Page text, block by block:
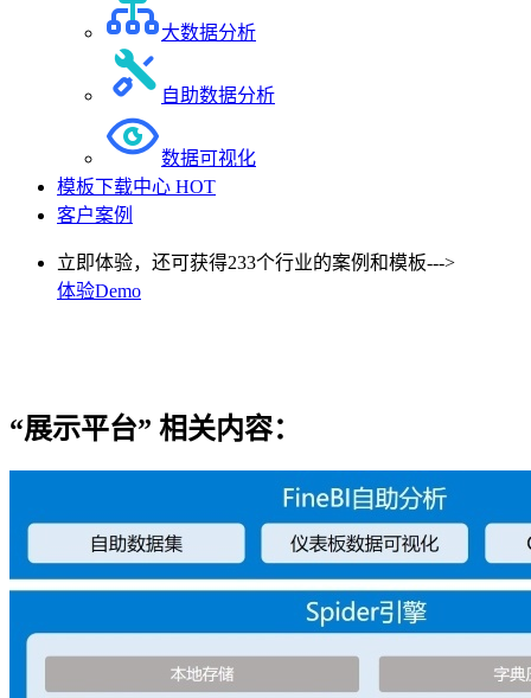
大数据分析
自助数据分析
数据可视化
模板下载中心 HOT
客户案例
立即体验，还可获得233个行业的案例和模板--->
体验Demo
“展示平台” 相关内容：